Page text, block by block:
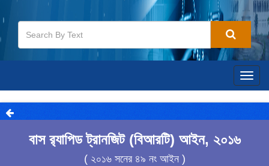
বাস র‍্যাপিড ট্রানজিট (বিআরটি) আইন, ২০১৬
( ২০১৬ সনের ৪৯ নং আইন )